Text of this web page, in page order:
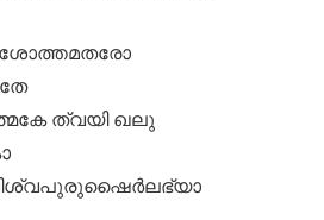
ത്വയി ഖലു
വിശ്വപുരുഷൈർലഭ്യാ